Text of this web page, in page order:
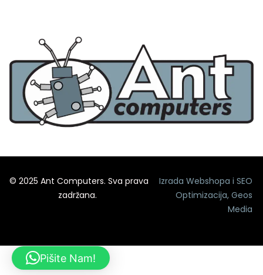
© 2025 Ant Computers. Sva prava
zadržana.
Izrada Webshopa iSEO
Optimizacija,Geos
Media
Pišite Nam!